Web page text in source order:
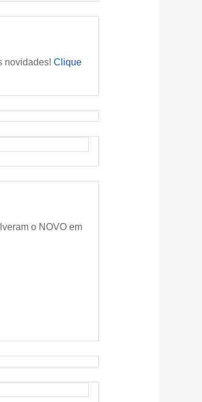
novidades!Clique
o NOVO em